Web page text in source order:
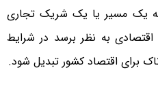
به یک مسیر یا یک شریک تجاری
به نظر برسد در شرایط
برای اقتصاد کشور تبدیل شود.